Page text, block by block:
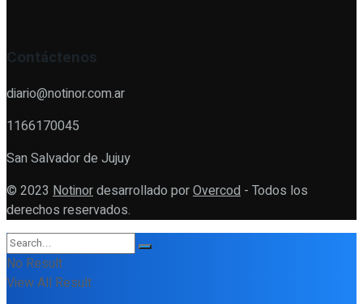
Contáctenos
diario@notinor.com.ar
1166170045
San Salvador de Jujuy
© 2023 Notinordesarrollado porOvercod - Todos los
derechos reservados.
No Result
View All Result